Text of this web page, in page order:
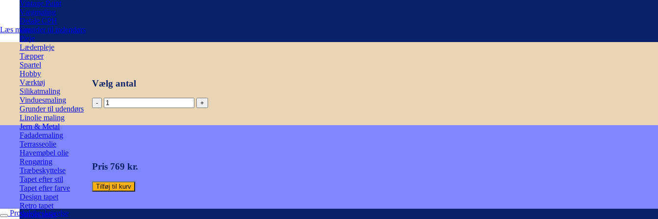
Vintage Paint
Vægmaling
Detale CPH
Grunder til indendørs
Pleje
Læderpleje
Tæpper
Spartel
Hobby
Værktøj
Silikatmaling
Vinduesmaling
Grunder til udendørs
Linolie maling
Jern & Metal
Fadademaling
Terrasseolie
Havemøbel olie
Rengøring
Træbeskyttelse
Tapet efter stil
Tapet efter farve
Design tapet
Retro tapet
Stribet tapet
Læs mere
Vælg antal
Jaspe
Stripe,
tapet,
Son
antal
Pris 769 kr.
Tilføj til kurv
Produktbeskrivelse